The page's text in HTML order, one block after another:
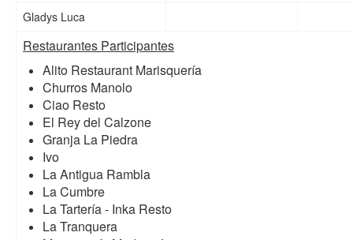
Gladys Luca
Restaurantes Participantes
Alito Restaurant Marisquería
Churros Manolo
Ciao Resto
El Rey del Calzone
Granja La Piedra
Ivo
La Antigua Rambla
La Cumbre
La Tartería - Inka Resto
La Tranquera